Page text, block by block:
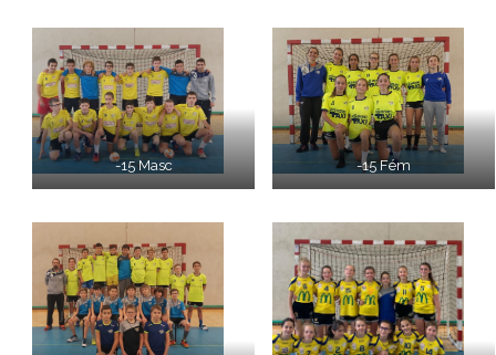
-15 Masc -15 Fém